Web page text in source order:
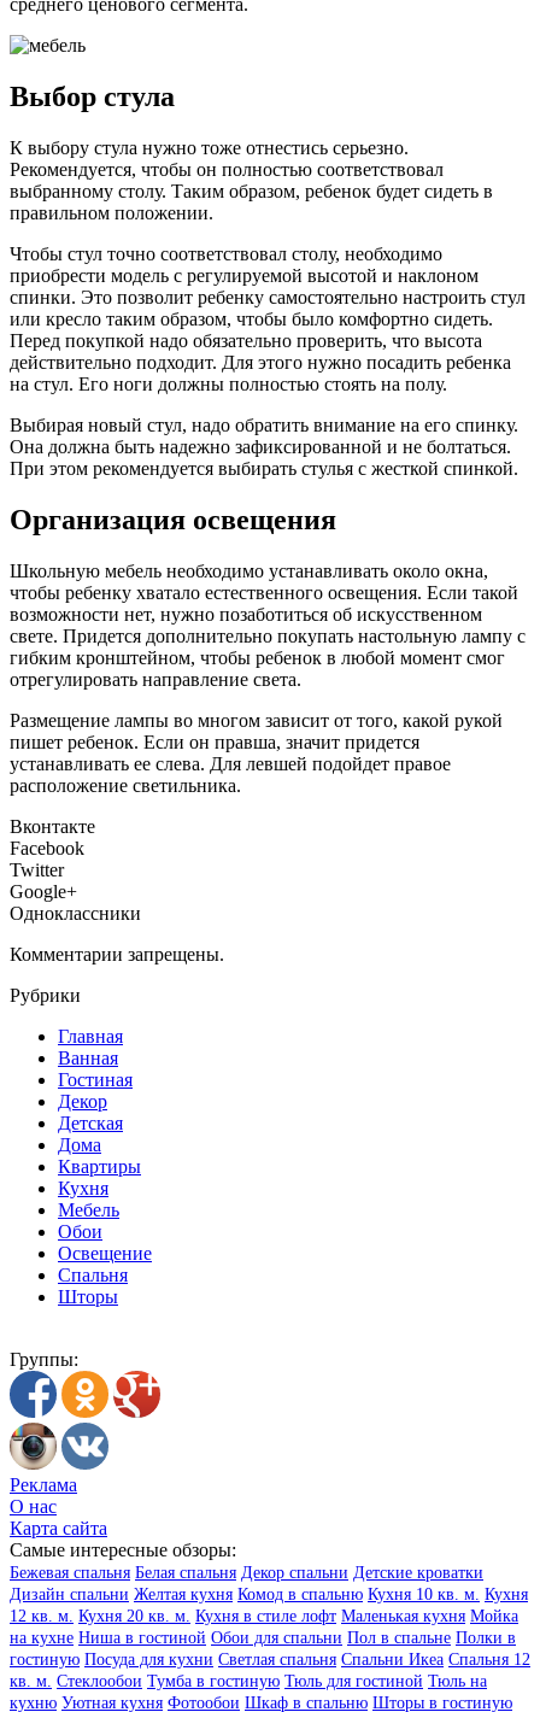
среднего ценового сегмента.
Выбор стула
К выбору стула нужно тоже отнестись серьезно.
Рекомендуется, чтобы он полностью соответствовал
выбранному столу. Таким образом, ребенок будет сидеть в
правильном положении.
Чтобы стул точно соответствовал столу, необходимо
приобрести модель с регулируемой высотой и наклоном
спинки. Это позволит ребенку самостоятельно настроить стул
или кресло таким образом, чтобы было комфортно сидеть.
Перед покупкой надо обязательно проверить, что высота
действительно подходит. Для этого нужно посадить ребенка
на стул. Его ноги должны полностью стоять на полу.
Выбирая новый стул, надо обратить внимание на его спинку.
Она должна быть надежно зафиксированной и не болтаться.
При этом рекомендуется выбирать стулья с жесткой спинкой.
Организация освещения
Школьную мебель необходимо устанавливать около окна,
чтобы ребенку хватало естественного освещения. Если такой
возможности нет, нужно позаботиться об искусственном
свете. Придется дополнительно покупать настольную лампу с
гибким кронштейном, чтобы ребенок в любой момент смог
отрегулировать направление света.
Размещение лампы во многом зависит от того, какой рукой
пишет ребенок. Если он правша, значит придется
устанавливать ее слева. Для левшей подойдет правое
расположение светильника.
Вконтакте
Facebook
Twitter
Google+
Одноклассники
Комментарии запрещены.
Рубрики
Главная
Ванная
Гостиная
Декор
Детская
Дома
Квартиры
Кухня
Мебель
Обои
Освещение
Спальня
Шторы
Группы:
Реклама
О нас
Карта сайта
Самые интересные обзоры:
Бежевая спальня Белая спальня Декор спальни Детские кроватки
Дизайн спальни Желтая кухня Комод в спальню Кухня 10 кв. м. Кухня
12 кв. м. Кухня 20 кв. м. Кухня в стиле лофт Маленькая кухня Мойка
на кухне Ниша в гостиной Обои для спальни Пол в спальне Полки в
гостиную Посуда для кухни Светлая спальня Спальни Икеа Спальня 12
кв. м. Стеклообои Тумба в гостиную Тюль для гостиной Тюль на
кухню Уютная кухня Фотообои Шкаф в спальню Шторы в гостиную